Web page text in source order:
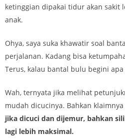
ketinggian dipakai tidur akan sakit
anak.
Ohya, saya suka khawatir soal
perjalanan. Kadang bisa
Terus, kalau bantal bulu begini
Wah, ternyata jika melihat
mudah dicucinya. Bahkan klaimnya
jika dicuci dan dijemur, bahkan
lagi lebih maksimal.